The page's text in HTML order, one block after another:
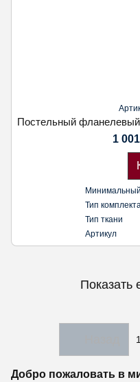
1
Тип
Тип ткани
Артикул
Показать
1
Добро пожаловать в